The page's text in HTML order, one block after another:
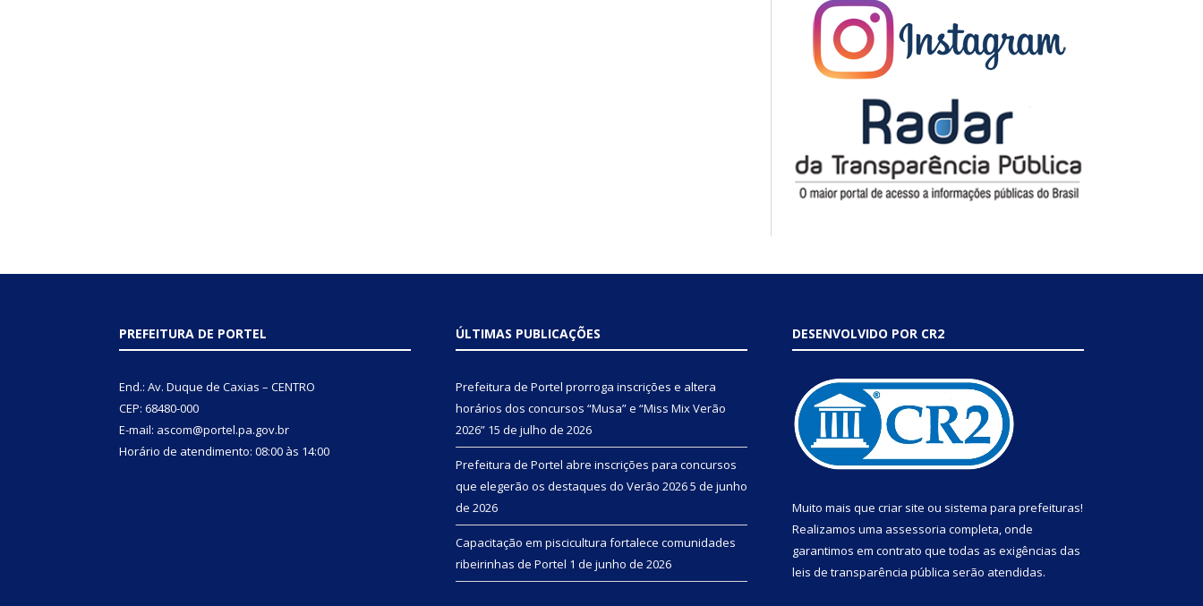
PREFEITURA DE PORTEL
End.: Av. Duque de Caxias – CENTRO
CEP: 68480-000
E-mail: ascom@portel.pa.gov.br
Horário de atendimento: 08:00 às 14:00
ÚLTIMAS PUBLICAÇÕES
Prefeitura de Portel prorroga inscrições e altera
horários dos concursos “Musa” e “Miss Mix Verão
2026” 15 de julho de 2026
Prefeitura de Portel abre inscrições para concursos
que elegerão os destaques do Verão 20265 de junho
de 2026
Capacitação em piscicultura fortalece comunidades
ribeirinhas de Portel 1 de junho de 2026
DESENVOLVIDO POR CR2
Muito mais que criar site ou sistema para prefeituras!
Realizamos uma assessoria completa, onde
garantimos em contrato que todas as exigências das
leis de transparência pública serão atendidas.